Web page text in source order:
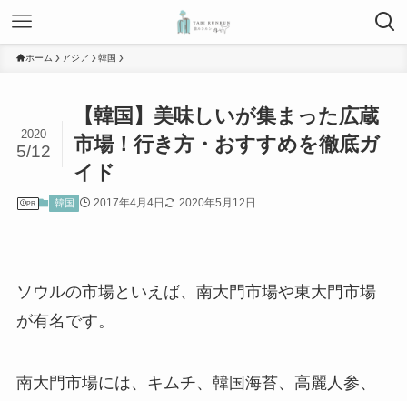
ホーム アジア 韓国
【韓国】美味しいが集まった広蔵
市場！行き方・おすすめを徹底ガ
イド
2020
5/12
PR 韓国 2017年4月4日 2020年5月12日
ソウルの市場といえば、南大門市場や東大門市場
が有名です。
南大門市場には、キムチ、韓国海苔、高麗人参、